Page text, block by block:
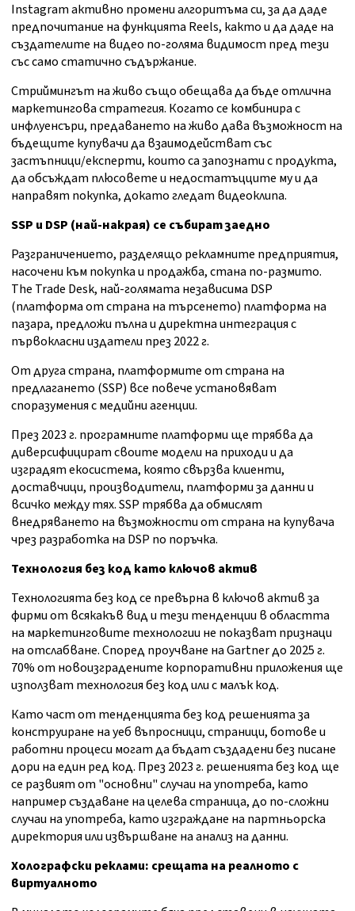
Instagram активно промени алгоритъма си, за да даде
предпочитание на функцията Reels, както и да даде на
създателите на видео по-голяма видимост пред тези
със само статично съдържание.
Стриймингът на живо също обещава да бъде отлична
маркетингова стратегия. Когато се комбинира с
инфлуенсъри, предаването на живо дава възможност на
бъдещите купувачи да взаимодействат със
застъпници/експерти, които са запознати с продукта,
да обсъждат плюсовете и недостатъцците му и да
направят покупка, докато гледат видеоклипа.
SSP и DSP (най-накрая) се събират заедно
Разграничението, разделящо рекламните предприятия,
насочени към покупка и продажба, стана по-размито.
The Trade Desk, най-голямата независима DSP
(платформа от страна на търсенето) платформа на
пазара, предложи пълна и директна интеграция с
първокласни издатели през 2022 г.
От друга страна, платформите от страна на
предлагането (SSP) все повече установяват
споразумения с медийни агенции.
През 2023 г. програмните платформи ще трябва да
диверсифицират своите модели на приходи и да
изградят екосистема, която свързва клиенти,
доставчици, производители, платформи за данни и
всичко между тях. SSP трябва да обмислят
внедряването на възможности от страна на купувача
чрез разработка на DSP по поръчка.
Технология без код като ключов актив
Технологията без код се превърна в ключов актив за
фирми от всякакъв вид и тези тенденции в областта
на маркетинговите технологии не показват признаци
на отслабване. Според проучване на Gartner до 2025 г.
70% от новоизградените корпоративни приложения ще
използват технология без код или с малък код.
Като част от тенденцията без код решенията за
конструиране на уеб въпросници, страници, ботове и
работни процеси могат да бъдат създадени без писане
дори на един ред код. През 2023 г. решенията без код ще
се развият от "основни" случаи на употреба, като
например създаване на целева страница, до по-сложни
случаи на употреба, като изграждане на партньорска
директория или извършване на анализ на данни.
Холографски реклами: срещата на реалното с
виртуалното